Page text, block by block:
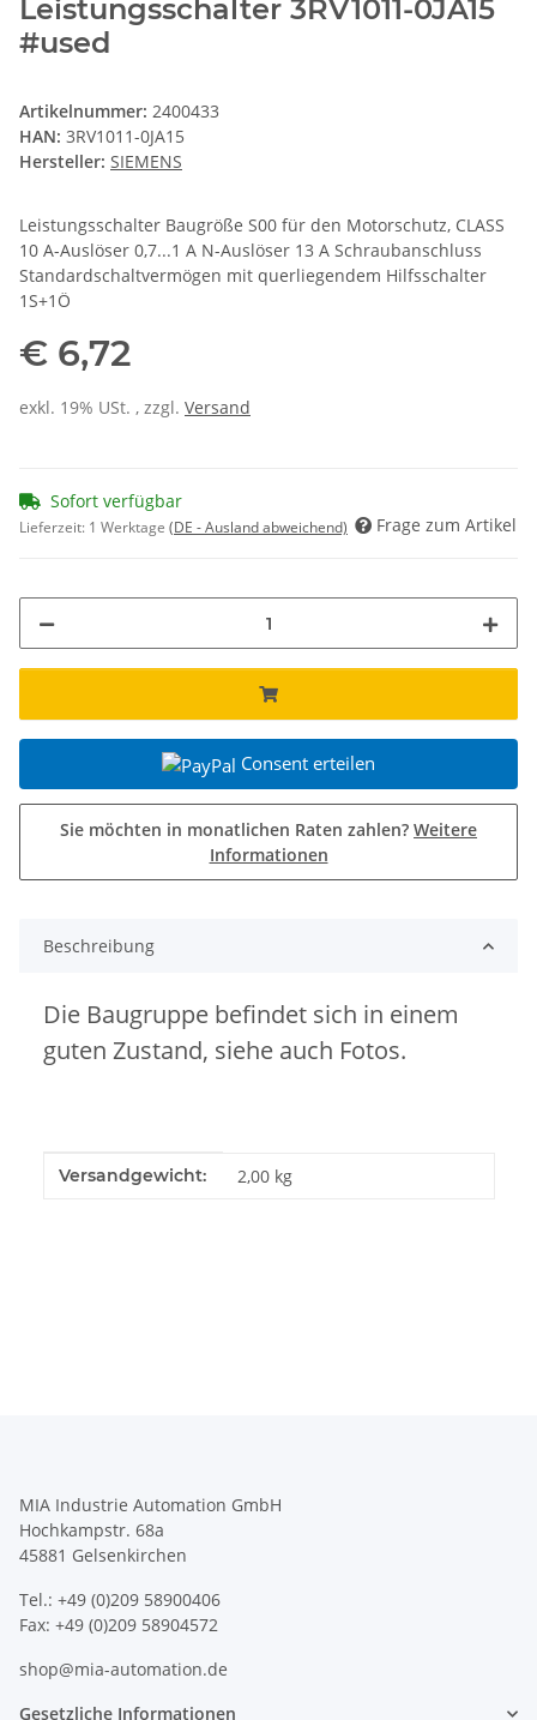
Leistungsschalter 3RV1011-0JA15
#used
Artikelnummer: 2400433
HAN: 3RV1011-0JA15
Hersteller: SIEMENS
Leistungsschalter Baugröße S00 für den Motorschutz, CLASS
10 A-Auslöser 0,7...1 A N-Auslöser 13 A Schraubanschluss
Standardschaltvermögen mit querliegendem Hilfsschalter
1S+1Ö
€ 6,72
exkl. 19% USt. , zzgl. Versand
Sofort verfügbar
Lieferzeit: 1 Werktage (DE - Ausland abweichend) Frage zum Artikel
Consent erteilen
Sie möchten in monatlichen Raten zahlen? Weitere
Informationen
Beschreibung
Die Baugruppe befindet sich in einem
guten Zustand, siehe auch Fotos.
Produkteigenschaft
Wert
Versandgewicht: 2,00 kg
MIA Industrie Automation GmbH
Hochkampstr. 68a
45881 Gelsenkirchen
Tel.: +49 (0)209 58900406
Fax: +49 (0)209 58904572
shop@mia-automation.de
Gesetzliche Informationen